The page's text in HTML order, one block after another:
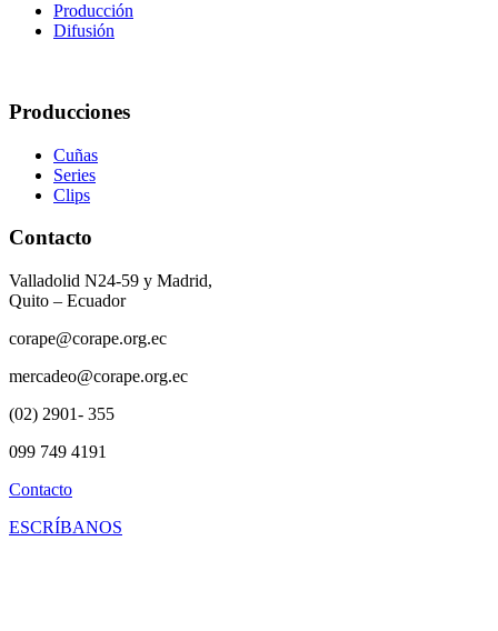
Producción
Difusión
Producciones
Cuñas
Series
Clips
Contacto
Valladolid N24-59 y Madrid,
Quito – Ecuador
corape@corape.org.ec
mercadeo@corape.org.ec
(02) 2901- 355
099 749 4191
Contacto
ESCRÍBANOS